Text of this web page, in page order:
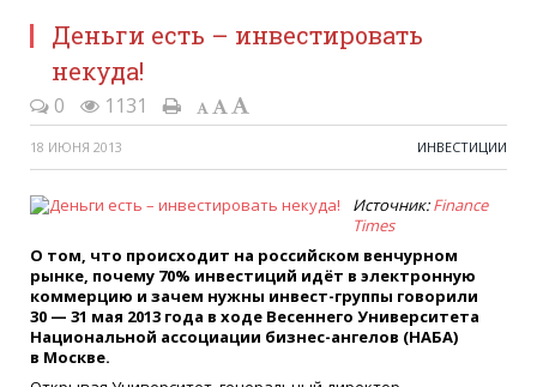
Деньги есть – инвестировать
некуда!
0 1131
18 ИЮНЯ 2013 ИНВЕСТИЦИИ
Источник:Finance
Times
О том, что происходит на российском венчурном
рынке, почему 70% инвестиций идёт в электронную
коммерцию и зачем нужны инвест-группы говорили
30 — 31 мая 2013 года в ходе Весеннего Университета
Национальной ассоциации бизнес-ангелов (НАБА)
в Москве.